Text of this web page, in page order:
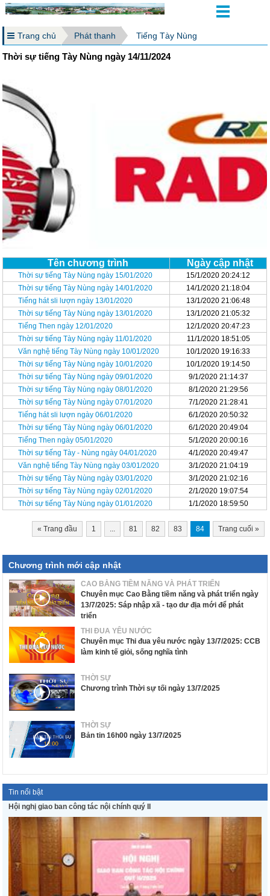
Trang chủ Phát thanh Tiếng Tày Nùng
Thời sự tiếng Tày Nùng ngày 14/11/2024
Tên chương trình Ngày cập nhật
Thời sự tiếng Tày Nùng ngày 15/01/2020
15/1/2020 20:24:12
Thời sự tiếng Tày Nùng ngày 14/01/2020
14/1/2020 21:18:04
Tiếng hát sli lượn ngày 13/01/2020
13/1/2020 21:06:48
Thời sự tiếng Tày Nùng ngày 13/01/2020
13/1/2020 21:05:32
Tiếng Then ngày 12/01/2020
12/1/2020 20:47:23
Thời sự tiếng Tày Nùng ngày 11/01/2020
11/1/2020 18:51:05
Văn nghệ tiếng Tày Nùng ngày 10/01/2020
10/1/2020 19:16:33
Thời sự tiếng Tày Nùng ngày 10/01/2020
10/1/2020 19:14:50
Thời sự tiếng Tày Nùng ngày 09/01/2020
9/1/2020 21:14:37
Thời sự tiếng Tày Nùng ngày 08/01/2020
8/1/2020 21:29:56
Thời sự tiếng Tày Nùng ngày 07/01/2020
7/1/2020 21:28:41
Tiếng hát sli lượn ngày 06/01/2020
6/1/2020 20:50:32
Thời sự tiếng Tày Nùng ngày 06/01/2020
6/1/2020 20:49:04
Tiếng Then ngày 05/01/2020
5/1/2020 20:00:16
Thời sự tiếng Tày - Nùng ngày 04/01/2020
4/1/2020 20:49:47
Văn nghệ tiếng Tày Nùng ngày 03/01/2020
3/1/2020 21:04:19
Thời sự tiếng Tày Nùng ngày 03/01/2020
3/1/2020 21:02:16
Thời sự tiếng Tày Nùng ngày 02/01/2020
2/1/2020 19:07:54
Thời sự tiếng Tày Nùng ngày 01/01/2020
1/1/2020 18:59:50
« Trang đầu 1 ... 81 82 83 84 Trang cuối »
Chương trình mới cập nhật
CAO BẰNG TIỀM NĂNG VÀ PHÁT TRIỂN
Chuyên mục Cao Bằng tiềm năng và phát triển ngày
13/7/2025: Sáp nhập xã - tạo dư địa mới để phát
triển
THI ĐUA YÊU NƯỚC
Chuyên mục Thi đua yêu nước ngày 13/7/2025: CCB
làm kinh tế giỏi, sống nghĩa tình
THỜI SỰ
Chương trình Thời sự tối ngày 13/7/2025
THỜI SỰ
Bản tin 16h00 ngày 13/7/2025
Tin nổi bật
Hội nghị giao ban công tác nội chính quý II